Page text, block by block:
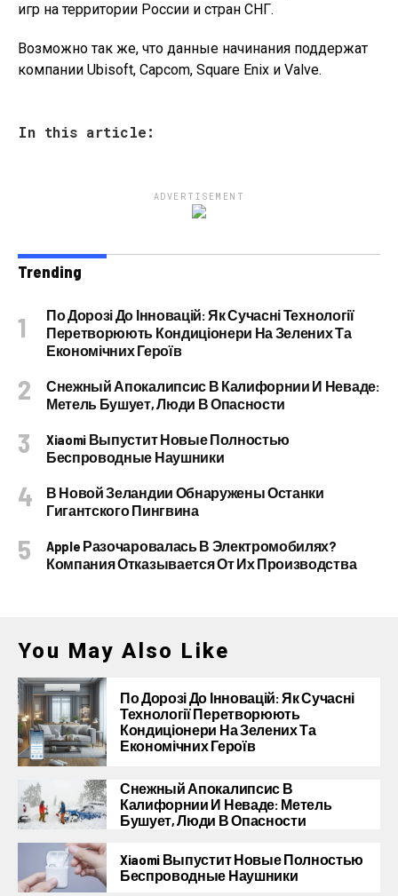
игр на территории России и стран СНГ.
Возможно так же, что данные начинания поддержат
компании Ubisoft, Capcom, Square Enix и Valve.
In this article:
ADVERTISEMENT
Trending
По Дорозі До Інновацій: Як Сучасні Технології
Перетворюють Кондиціонери На Зелених Та
Економічних Героїв
Снежный Апокалипсис В Калифорнии И Неваде:
Метель Бушует, Люди В Опасности
Xiaomi Выпустит Новые Полностью
Беспроводные Наушники
В Новой Зеландии Обнаружены Останки
Гигантского Пингвина
Apple Разочаровалась В Электромобилях?
Компания Отказывается От Их Производства
You May Also Like
По Дорозі До Інновацій: Як Сучасні
Технології Перетворюють
Кондиціонери На Зелених Та
Економічних Героїв
Снежный Апокалипсис В
Калифорнии И Неваде: Метель
Бушует, Люди В Опасности
Xiaomi Выпустит Новые Полностью
Беспроводные Наушники